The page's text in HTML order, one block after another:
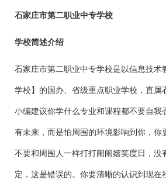
石家庄市第二职业中专学校
学校简述介绍
石家庄市第二职业中专学校是以信息技术
学校】的国办、省级重点职业学校，直属
小编建议你学什么专业和课程都不要自我
有未来，而是怕周围的环境影响到你，你
不要和周围人一样打打闹闹嬉笑度日，没
定，这是错误的。你要清晰的认识到现在